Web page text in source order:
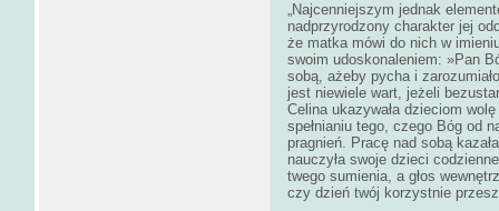
„Najcenniejszym jednak
nadprzyrodzony charakter jej
że matka mówi do nich w
swoim udoskonaleniem: »Pan
sobą, ażeby pycha i
jest niewiele wart, jeżeli
Celina ukazywała dzieciom
spełnianiu tego, czego Bóg od
pragnień. Pracę nad sobą
nauczyła swoje dzieci
twego sumienia, a głos
czy dzień twój korzystnie